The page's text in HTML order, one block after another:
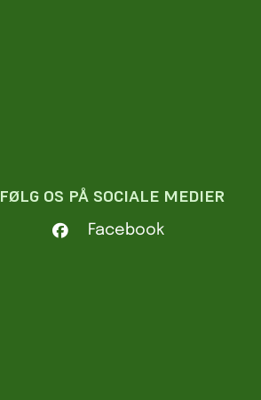
FØLG OS PÅ SOCIALE MEDIER
Facebook